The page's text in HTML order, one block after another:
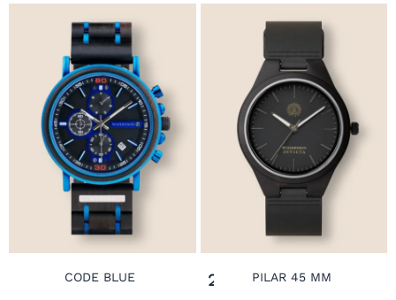
CODE BLUE 209,00€
PILAR 45 MM